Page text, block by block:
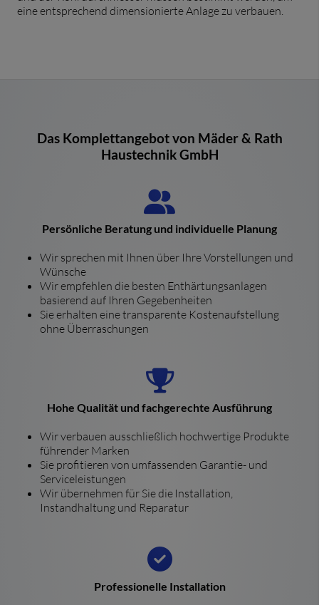
eine entsprechend dimensionierte Anlage zu verbauen.
Das Komplettangebot von Mäder & Rath
Haustechnik GmbH
Persönliche Beratung und individuelle Planung
Wir sprechen mit Ihnen über Ihre Vorstellungen und
Wünsche
Wir empfehlen die besten Enthärtungsanlagen
basierend auf Ihren Gegebenheiten
Sie erhalten eine transparente Kostenaufstellung
ohne Überraschungen
Hohe Qualität und fachgerechte Ausführung
Wir verbauen ausschließlich hochwertige Produkte
führender Marken
Sie profitieren von umfassenden Garantie- und
Serviceleistungen
Wir übernehmen für Sie die Installation,
Instandhaltung und Reparatur
Professionelle Installation